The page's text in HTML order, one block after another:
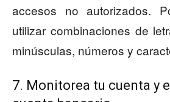
accesos no autorizados.
utilizar combinaciones de
minúsculas, números y
7. Monitorea tu cuenta y